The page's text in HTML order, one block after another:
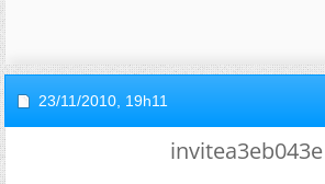
23/11/2010, 19h11
invitea3eb043e